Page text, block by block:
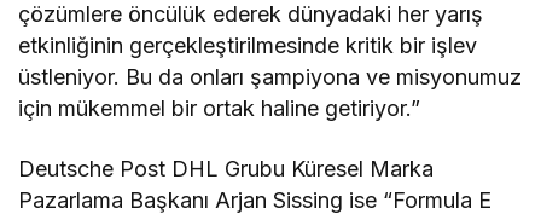
çözümlere öncülük ederek dünyadaki her yarış
etkinliğinin gerçekleştirilmesinde kritik bir işlev
üstleniyor. Bu da onları şampiyona ve misyonumuz
için mükemmel bir ortak haline getiriyor.”
Deutsche Post DHL Grubu Küresel Marka
Pazarlama Başkanı Arjan Sissing ise “Formula E